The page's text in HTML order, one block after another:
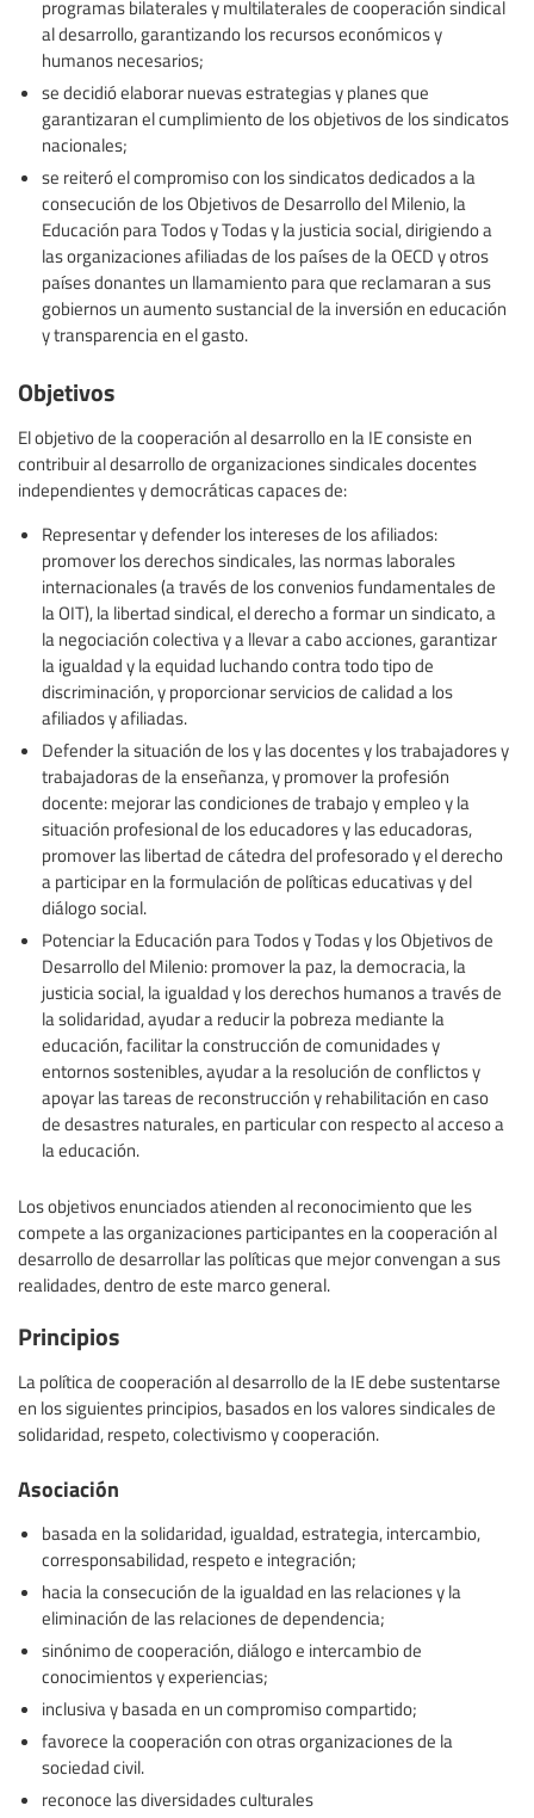
programas bilaterales y multilaterales de cooperación sindical
al desarrollo, garantizando los recursos económicos y
humanos necesarios;
se decidió elaborar nuevas estrategias y planes que
garantizaran el cumplimiento de los objetivos de los sindicatos
nacionales;
se reiteró el compromiso con los sindicatos dedicados a la
consecución de los Objetivos de Desarrollo del Milenio, la
Educación para Todos y Todas y la justicia social, dirigiendo a
las organizaciones afiliadas de los países de la OECD y otros
países donantes un llamamiento para que reclamaran a sus
gobiernos un aumento sustancial de la inversión en educación
y transparencia en el gasto.
Objetivos
El objetivo de la cooperación al desarrollo en la IE consiste en
contribuir al desarrollo de organizaciones sindicales docentes
independientes y democráticas capaces de:
Representar y defender los intereses de los afiliados:
promover los derechos sindicales, las normas laborales
internacionales (a través de los convenios fundamentales de
la OIT), la libertad sindical, el derecho a formar un sindicato, a
la negociación colectiva y a llevar a cabo acciones, garantizar
la igualdad y la equidad luchando contra todo tipo de
discriminación, y proporcionar servicios de calidad a los
afiliados y afiliadas.
Defender la situación de los y las docentes y los trabajadores y
trabajadoras de la enseñanza, y promover la profesión
docente: mejorar las condiciones de trabajo y empleo y la
situación profesional de los educadores y las educadoras,
promover las libertad de cátedra del profesorado y el derecho
a participar en la formulación de políticas educativas y del
diálogo social.
Potenciar la Educación para Todos y Todas y los Objetivos de
Desarrollo del Milenio: promover la paz, la democracia, la
justicia social, la igualdad y los derechos humanos a través de
la solidaridad, ayudar a reducir la pobreza mediante la
educación, facilitar la construcción de comunidades y
entornos sostenibles, ayudar a la resolución de conflictos y
apoyar las tareas de reconstrucción y rehabilitación en caso
de desastres naturales, en particular con respecto al acceso a
la educación.
Los objetivos enunciados atienden al reconocimiento que les
compete a las organizaciones participantes en la cooperación al
desarrollo de desarrollar las políticas que mejor convengan a sus
realidades, dentro de este marco general.
Principios
La política de cooperación al desarrollo de la IE debe sustentarse
en los siguientes principios, basados en los valores sindicales de
solidaridad, respeto, colectivismo y cooperación.
Asociación
basada en la solidaridad, igualdad, estrategia, intercambio,
corresponsabilidad, respeto e integración;
hacia la consecución de la igualdad en las relaciones y la
eliminación de las relaciones de dependencia;
sinónimo de cooperación, diálogo e intercambio de
conocimientos y experiencias;
inclusiva y basada en un compromiso compartido;
favorece la cooperación con otras organizaciones de la
sociedad civil.
reconoce las diversidades culturales